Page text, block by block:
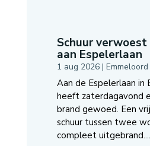
Schuur
aan Espelerlaan
1 aug 2026| Emmeloord
Aan de Espelerlaan in
heeft zaterdagavond
brand gewoed. Een
schuur tussen twee
compleet uitgebrand....